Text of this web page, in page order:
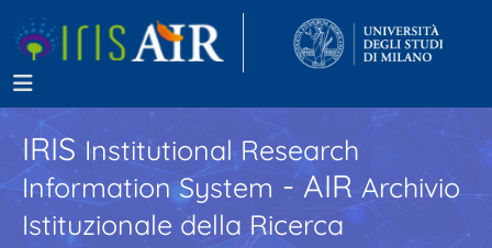
IRISInstitutional Research
Information System - AIR Archivio
Istituzionale della Ricerca